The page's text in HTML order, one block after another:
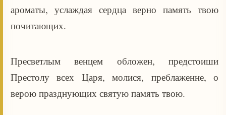
ароматы, услаждая сердца верно память твою
почитающих.
Пресветлым венцем обложен, предстоиши
Престолу всех Царя, молися, преблаженне, о
верою празднующих святую память твою.